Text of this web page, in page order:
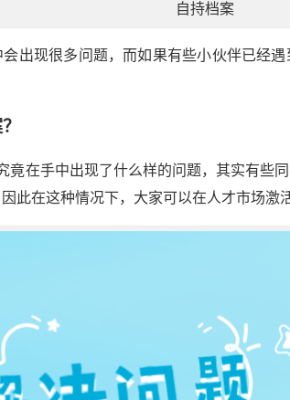
自持档案
出现很多问题，而如果有些小伙伴已经
竟在手中出现了什么样的问题，其实有些
此在这种情况下，大家可以在人才市场激